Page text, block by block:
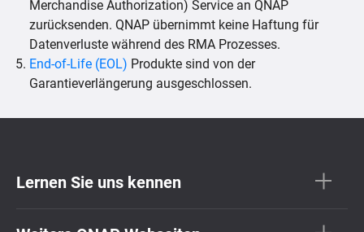
Merchandise Authorization) Service an QNAP
zurücksenden. QNAP übernimmt keine Haftung für
Datenverluste während des RMA Prozesses.
End-of-Life (EOL) Produkte sind von der
Garantieverlängerung ausgeschlossen.
Lernen Sie uns kennen